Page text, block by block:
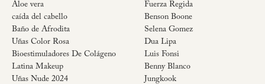
Aloe vera
caída del cabello
Baño de Afrodita
Uñas Color Rosa
Bioestimuladores De Colágeno
Latina Makeup
Uñas Nude 2024
Fuerza Regida
Benson Boone
Selena Gomez
Dua Lipa
Luis Fonsi
Benny Blanco
Jungkook